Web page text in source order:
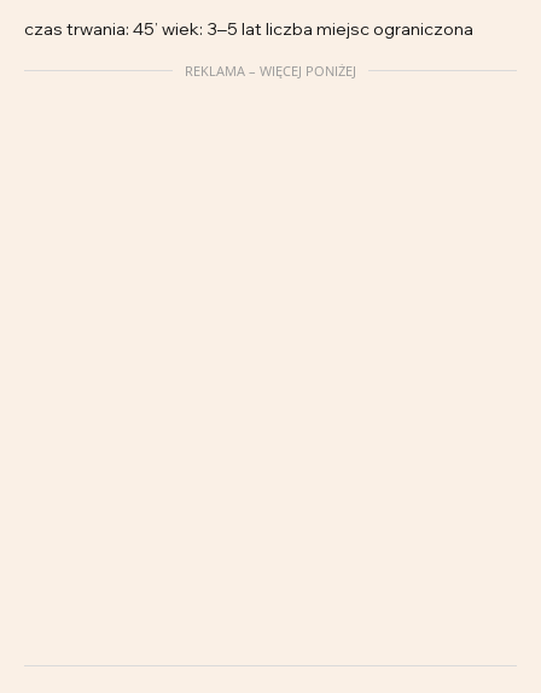
czas trwania: 45’ wiek: 3‒5 lat liczba miejsc ograniczona
REKLAMA – WIĘCEJ PONIŻEJ